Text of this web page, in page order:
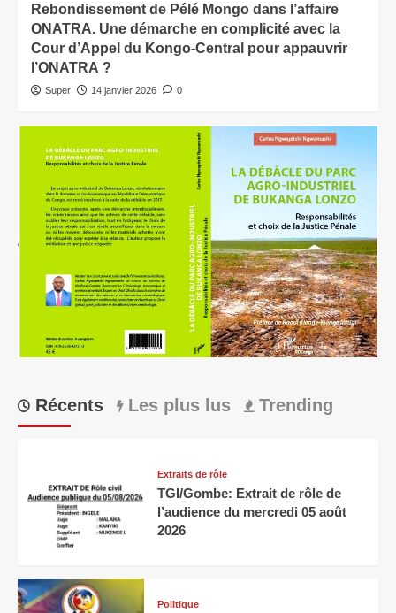
Rebondissement de Pélé Mongo dans l’affaire
ONATRA. Une démarche en complicité avec la
Cour d’Appel du Kongo-Central pour appauvrir
l’ONATRA ?
Super 14 janvier 2026 0
Récents Les plus lus Trending
Extraits de rôle
TGI/Gombe: Extrait de rôle de
l’audience du mercredi 05 août
2026
Politique